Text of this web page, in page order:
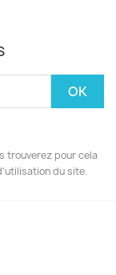
trouverez pour cela
du site.